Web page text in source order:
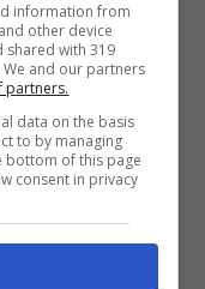
e
in un
un maniero
appartenuto
information from
other device
shared with 319
and our partners
partners.
data on the basis
to by managing
bottom of this page
consent in privacy